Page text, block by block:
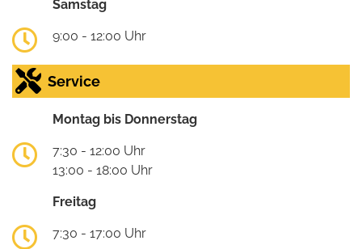
Samstag
9:00 - 12:00 Uhr
Service
Montag bis Donnerstag
7:30 - 12:00 Uhr
13:00 - 18:00 Uhr
Freitag
7:30 - 17:00 Uhr